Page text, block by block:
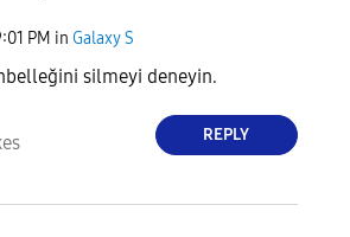
PM in Galaxy S
silmeyi deneyin.
REPLY